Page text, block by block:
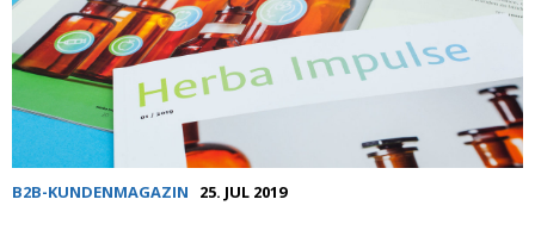
B2B-KUNDENMAGAZIN 25. JUL 2019